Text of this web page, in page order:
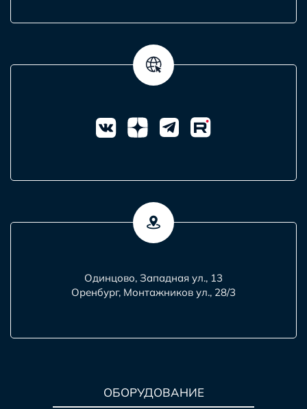
Одинцово, Западная ул., 13
Оренбург, Монтажников ул., 28/3
ОБОРУДОВАНИЕ